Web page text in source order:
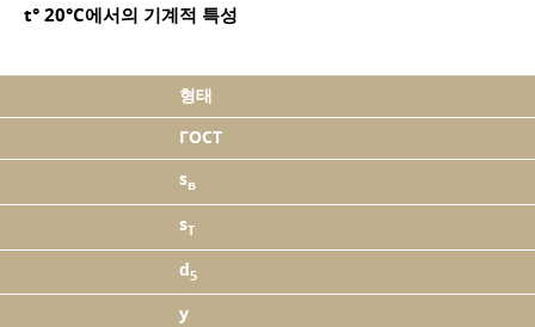
t° 20°C에서의 기계적 특성
형태
ГОСТ
sв
sT
d5
y